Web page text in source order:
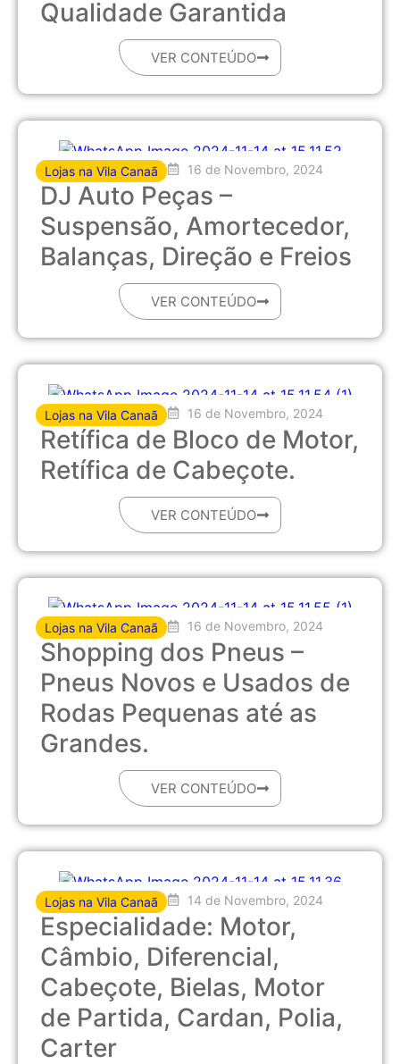
Qualidade Garantida
VER CONTEÚDO
Lojas na Vila Canaã 16 de Novembro, 2024
DJ Auto Peças –
Suspensão, Amortecedor,
Balanças, Direção e Freios
VER CONTEÚDO
Lojas na Vila Canaã 16 de Novembro, 2024
Retífica de Bloco de Motor,
Retífica de Cabeçote.
VER CONTEÚDO
Lojas na Vila Canaã 16 de Novembro, 2024
Shopping dos Pneus –
Pneus Novos e Usados de
Rodas Pequenas até as
Grandes.
VER CONTEÚDO
Lojas na Vila Canaã 14 de Novembro, 2024
Especialidade: Motor,
Câmbio, Diferencial,
Cabeçote, Bielas, Motor
de Partida, Cardan, Polia,
Carter